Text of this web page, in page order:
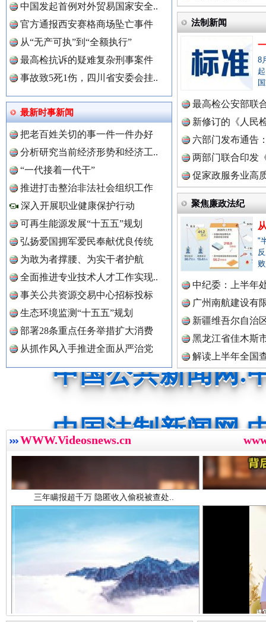
中国发起首例对外贸易国家安全..
官方通报西安赛格商场坠亡事件
从“无产可执”到“全额执行”
最高检抗诉的疑难复杂刑事案件
事故致5死1伤，四川省安委会挂..
最新时事新闻
把老百姓关切的事一件一件办好
分析研究当前经济形势和经济工..
“一代接着一代干”
推进打击整治非法社会组织工作
深入开展职业健康保护行动
可再生能源发展“十五五”规划
弘扬爱国拥军爱民奉献优良传统
为敢为者撑腰、为实干者护航
全面推进专业技术人才工作实现..
事关公共资源交易中心招标投标
生态环境监测“十五五”规划
部署28条重点任务举措扩大消费
从抓作风入手推进全面从严治党
球治理..
法制新闻
8
最高检公安部联
周岁未..
新修订的《人民
布
六部门发布通告
两部门联合印发
定》
促家政服务业高
聚焦廉政法纪
"
中纪委：上半年
广州南航建设有
新疆维吾尔自治
黑龙江省佳木斯
解读上半年全国
数据
中国全民新闻网.
中国公众新闻网.
中国公民新闻网.
中国公共新闻网.
中国法制新闻网.
中国法治新闻网.
中国法院新闻网.
中国检察新闻网.
WWW.Videosnews.cn
世界屋脊 天路回响 永
红船起航处 潮起向未来 广州首
三年瞒报超千万 隐匿收入偷税被查处..
祁连巍巍树丰碑 高回